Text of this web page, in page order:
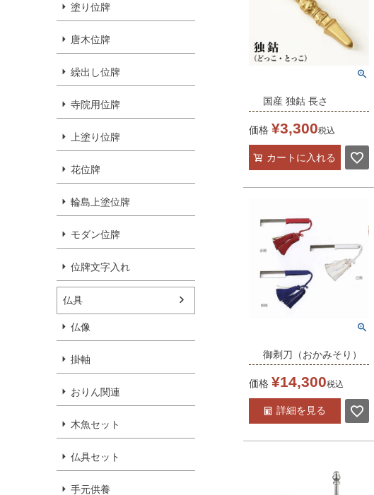
塗り位牌
唐木位牌
繰出し位牌
寺院用位牌
上塗り位牌
花位牌
輪島上塗位牌
モダン位牌
位牌文字入れ
仏具
仏像
掛軸
おりん関連
木魚セット
仏具セット
手元供養
国産 独鈷 長さ
9.2cm（合金製）
前具 密教法具 杵形 寺
院ギフト用 金剛杵 魔除
け お守り(5340-0100)
価格 ¥3,300税込
カートに入れる
御剃刀（おかみそり）
日本製 正絹房（3色の
房から選べる）かみそ
り カミソリ 寺院仏具
価格 ¥14,300税込
詳細を見る